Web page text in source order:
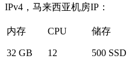
IPv4，马来西亚机房IP：
内存 CPU 储存
32 GB 12 500 SSD